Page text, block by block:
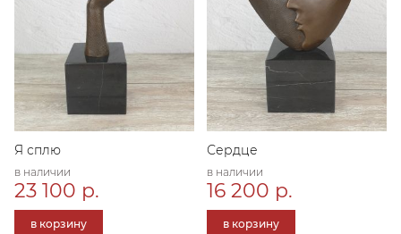
Я сплю
в наличии
23 100 р.
в корзину
Сердце
в наличии
16 200 р.
в корзину